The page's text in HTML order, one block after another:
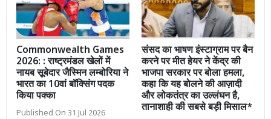
Commonwealth Games
2026: : राष्ट्रमंडल खेलों में
नायब सूबेदार जैस्मिन लम्बोरिया ने
भारत का 10वां बॉक्सिंग पदक
किया पक्का
Published On 31 Jul 2026
संसद का भाषण इंस्टाग्राम पर बैन
करने पर मीत हेयर ने केंद्र की
भाजपा सरकार पर बोला हमला,
कहा कि यह बोलने की आज़ादी
और लोकतंत्र का उल्लंघन है,
तानाशाही की सबसे बड़ी मिसाल*